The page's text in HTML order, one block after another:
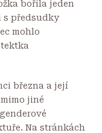
bořila jeden
s předsudky
mohlo
března a její
jiné
Na stránkách